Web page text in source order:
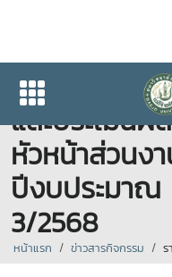
การประชุมค
และประเมินผ
หัวหน้าส่วนง
ปีงบประมา
3/2568
หน้าแรก ข่าวสารกิจกรรม ร